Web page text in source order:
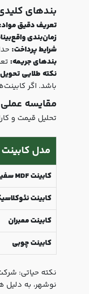
بندهای
تعریف دقیق
زمان‌بندی
شرایط پرداخت:حداکثر 40% پیش‌پرداخت،
بندهای جریمه:
نکته طلایی
باشد. اگر
مقایسه
تحلیل قیمت و کارایی 4 مدل پرطرفدار در
مدل کابینت
کابینت MDF سفید
کابینت
کابینت ممبران
کابینت چوبی
نکته حیاتی:
نوشهر، به دلیل